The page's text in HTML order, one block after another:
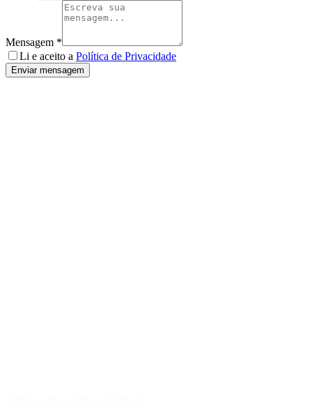
Mensagem *
Li e aceito a Política de Privacidade
Enviar mensagem